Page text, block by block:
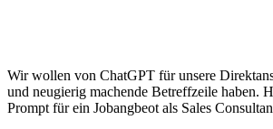
Wir wollen von ChatGPT für unsere
und neugierig machende Betreffzeile haben.
Prompt für ein Jobangbeot als Sales